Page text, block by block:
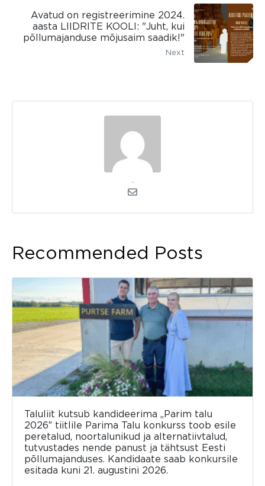
Avatud on registreerimine 2024.
aasta LIIDRITE KOOLI: "Juht, kui
põllumajanduse mõjusaim saadik!"
Next
Recommended Posts
Taluliit kutsub kandideerima „Parim talu
2026″ tiitlile Parima Talu konkurss toob esile
peretalud, noortalunikud ja alternatiivtalud,
tutvustades nende panust ja tähtsust Eesti
põllumajanduses. Kandidaate saab konkursile
esitada kuni 21. augustini 2026.